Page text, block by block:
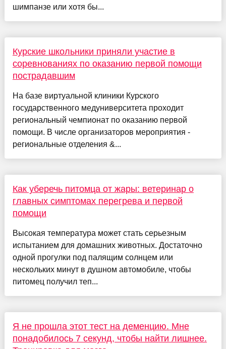
шимпанзе или хотя бы...
Курские школьники приняли участие в
соревнованиях по оказанию первой помощи
пострадавшим
На базе виртуальной клиники Курского
государственного медуниверситета проходит
региональный чемпионат по оказанию первой
помощи. В числе организаторов мероприятия -
региональные отделения &...
Как уберечь питомца от жары: ветеринар о
главных симптомах перегрева и первой
помощи
Высокая температура может стать серьезным
испытанием для домашних животных. Достаточно
одной прогулки под палящим солнцем или
нескольких минут в душном автомобиле, чтобы
питомец получил теп...
Я не прошла этот тест на деменцию. Мне
понадобилось 7 секунд, чтобы найти лишнее.